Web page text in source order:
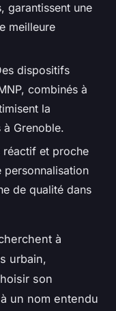
garantissent une
meilleure
dispositifs
combinés à
la
Grenoble.
réactif et proche
de qualité dans
à
urbain,
son
un nom entendu